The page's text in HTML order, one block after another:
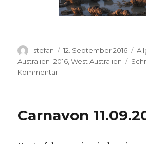
Autor
stefan
Veröffentlicht
am
12. September 2016
Australien_2016 ,West Australien
Kommentarzu
Carnavon